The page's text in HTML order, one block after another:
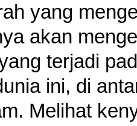
yang
akan
terjadi
ini, di
Melihat